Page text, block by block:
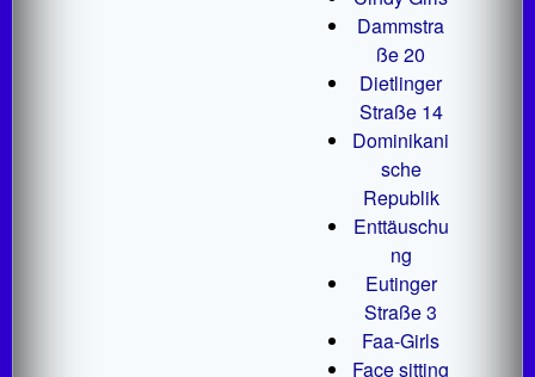
Dammstra
ße 20
Dietlinger
Straße 14
Dominikani
sche
Republik
Enttäuschu
ng
Eutinger
Straße 3
Faa-Girls
Face sitting